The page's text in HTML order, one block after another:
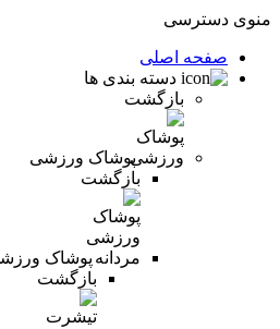
منوی دسترسی
صفحه اصلی
دسته بندی ها
بازگشت
پوشاک ورزشی
بازگشت
پوشاک
بازگشت